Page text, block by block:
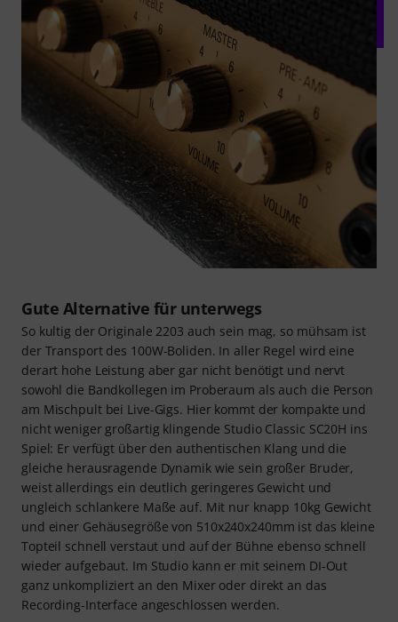
Gute Alternative für unterwegs
So kultig der Originale 2203 auch sein mag, so mühsam ist
der Transport des 100W-Boliden. In aller Regel wird eine
derart hohe Leistung aber gar nicht benötigt und nervt
sowohl die Bandkollegen im Proberaum als auch die Person
am Mischpult bei Live-Gigs. Hier kommt der kompakte und
nicht weniger großartig klingende Studio Classic SC20H ins
Spiel: Er verfügt über den authentischen Klang und die
gleiche herausragende Dynamik wie sein großer Bruder,
weist allerdings ein deutlich geringeres Gewicht und
ungleich schlankere Maße auf. Mit nur knapp 10kg Gewicht
und einer Gehäusegröße von 510x240x240mm ist das kleine
Topteil schnell verstaut und auf der Bühne ebenso schnell
wieder aufgebaut. Im Studio kann er mit seinem DI-Out
ganz unkompliziert an den Mixer oder direkt an das
Recording-Interface angeschlossen werden.